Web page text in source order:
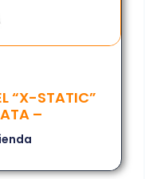
“X-STATIC”
–